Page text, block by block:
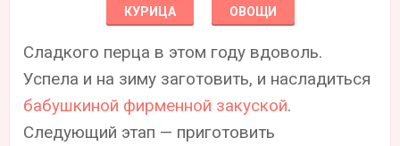
КУРИЦА ОВОЩИ
Сладкого перца в этом году вдоволь.
Успела и на зиму заготовить, и насладиться
бабушкиной фирменной закуской.
Следующий этап — приготовить